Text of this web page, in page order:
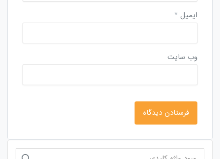
ایمیل *
وب‌ سایت